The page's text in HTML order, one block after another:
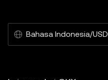
Bahasa Indonesia/USD